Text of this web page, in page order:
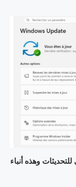
وهذه أنباء